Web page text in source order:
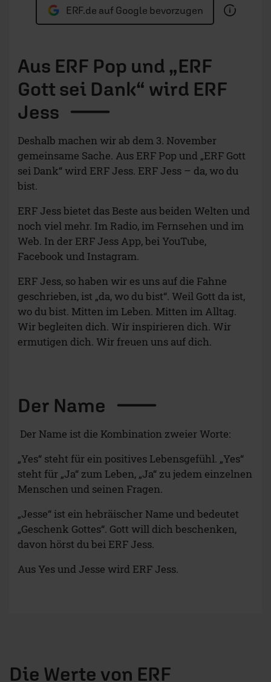
ERF.de auf Google bevorzugen
Aus ERF Pop und „ERF
Gott sei Dank“ wird ERF
Jess
Deshalb machen wir ab dem 3. November
gemeinsame Sache. Aus ERF Pop und „ERF Gott
sei Dank“ wird ERF Jess. ERF Jess – da, wo du
bist.
ERF Jess bietet das Beste aus beiden Welten und
noch viel mehr. Im Radio, im Fernsehen und im
Web. In der ERF Jess App, bei YouTube,
Facebook und Instagram.
ERF Jess, so haben wir es uns auf die Fahne
geschrieben, ist „da, wo du bist“. Weil Gott da ist,
wo du bist. Mitten im Leben. Mitten im Alltag.
Wir begleiten dich. Wir inspirieren dich. Wir
ermutigen dich. Wir freuen uns auf dich.
Der Name
Der Name ist die Kombination zweier Worte:
„Yes“ steht für ein positives Lebensgefühl. „Yes“
steht für „Ja“ zum Leben, „Ja“ zu jedem einzelnen
Menschen und seinen Fragen.
„Jesse“ ist ein hebräischer Name und bedeutet
„Geschenk Gottes“. Gott will dich beschenken,
davon hörst du bei ERF Jess.
Aus Yes und Jesse wird ERF Jess.
Die Werte von ERF